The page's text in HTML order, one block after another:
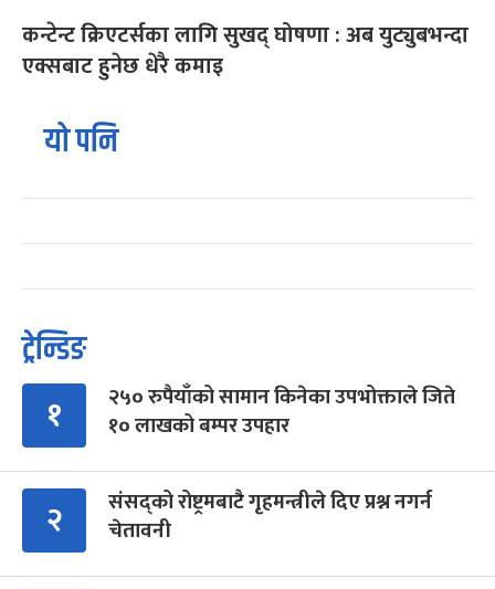
कन्टेन्ट क्रिएटर्सका लागि सुखद् घोषणा : अब युट्युबभन्दा
एक्सबाट हुनेछ धेरै कमाइ
यो पनि
ट्रेन्डिङ
१
२५० रुपैयाँको सामान किनेका उपभोक्ताले जिते
१० लाखको बम्पर उपहार
२
संसद्को रोष्ट्रमबाटै गृहमन्त्रीले दिए प्रश्न नगर्न
चेतावनी